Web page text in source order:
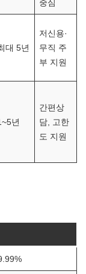
중심
대 5년
저신용·
무직 주
부 지원
년
간편상
담, 고한
도 지원